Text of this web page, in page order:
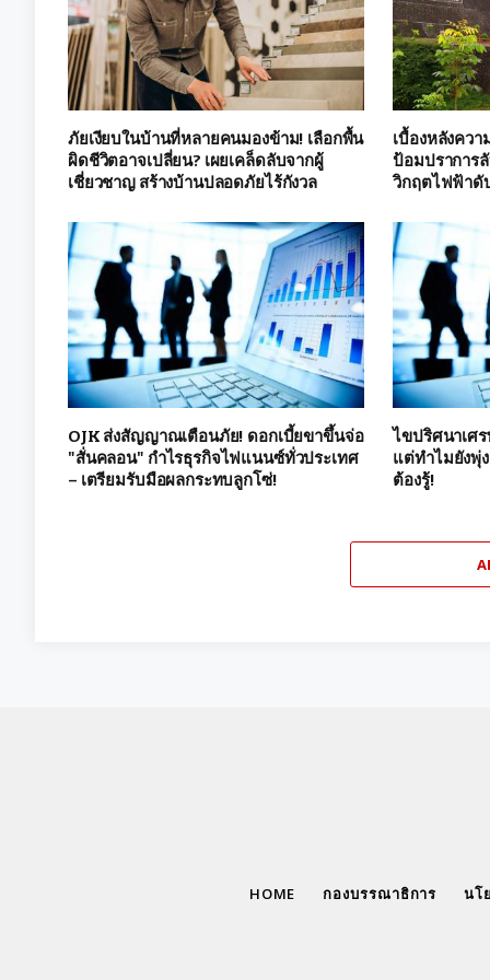
ภัยเงียบในบ้านที่หลายคนมองข้าม! เลือกพื้น
ผิดชีวิตอาจเปลี่ยน? เผยเคล็ดลับจากผู้
เชี่ยวชาญ สร้างบ้านปลอดภัยไร้กังวล
เบื้องหลังควา
ป้อมปราการ
วิกฤตไฟฟ้าดั
OJK ส่งสัญญาณเตือนภัย! ดอกเบี้ยขาขึ้นจ่อ
"สั่นคลอน" กำไรธุรกิจไฟแนนซ์ทั่วประเทศ
– เตรียมรับมือผลกระทบลูกโซ่!
ไขปริศนาเศ
แต่ทำไมยังพุ่
ต้องรู้!
HOME กองบรรณาธิการ นโ